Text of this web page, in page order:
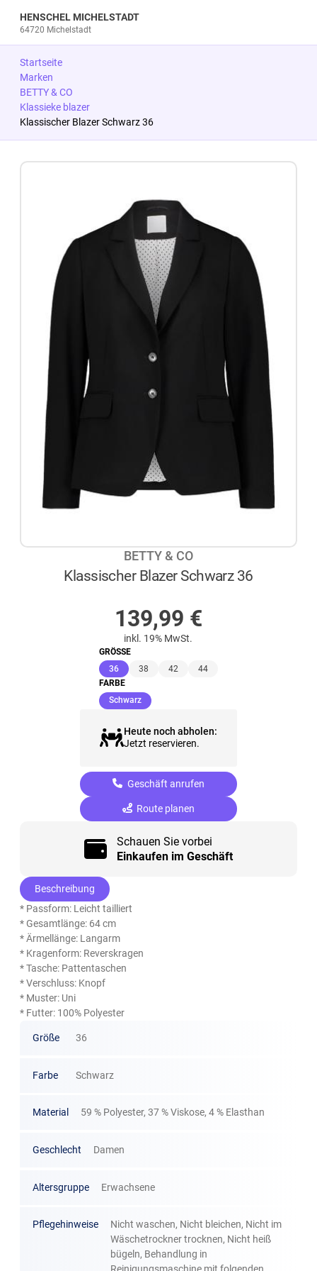
HENSCHEL MICHELSTADT
64720 Michelstadt
Startseite
Marken
BETTY & CO
Klassieke blazer
Klassischer Blazer Schwarz 36
BETTY & CO
Klassischer Blazer Schwarz 36
139,99 €
inkl. 19% MwSt.
GRÖSSE
36(ausgewählt)
38 42
44
FARBE
Schwarz(ausgewählt)
Heute noch abholen:
Jetzt reservieren.
Geschäft anrufen
Route planen
Schauen Sie vorbei
Einkaufen im Geschäft
Beschreibung
* Passform: Leicht tailliert
* Gesamtlänge: 64 cm
* Ärmellänge: Langarm
* Kragenform: Reverskragen
* Tasche: Pattentaschen
* Verschluss: Knopf
* Muster: Uni
* Futter: 100% Polyester
Größe 36
Farbe Schwarz
Material 59 % Polyester, 37 % Viskose, 4 % Elasthan
Geschlecht Damen
Altersgruppe Erwachsene
Pflegehinweise
Nicht waschen, Nicht bleichen, Nicht im
Wäschetrockner trocknen, Nicht heiß
bügeln, Behandlung in